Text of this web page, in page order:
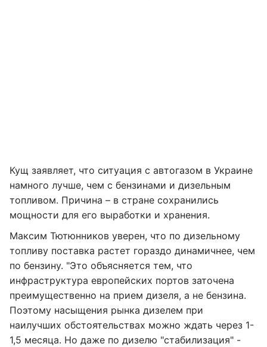
Кущ заявляет, что ситуация с автогазом в Украине
намного лучше, чем с бензинами и дизельным
топливом. Причина – в стране сохранились
мощности для его выработки и хранения.
Максим Тютюнников уверен, что по дизельному
топливу поставка растет гораздо динамичнее, чем
по бензину. "Это объясняется тем, что
инфраструктура европейских портов заточена
преимущественно на прием дизеля, а не бензина.
Поэтому насыщения рынка дизелем при
наилучших обстоятельствах можно ждать через 1-
1,5 месяца. Но даже по дизелю "стабилизация" -